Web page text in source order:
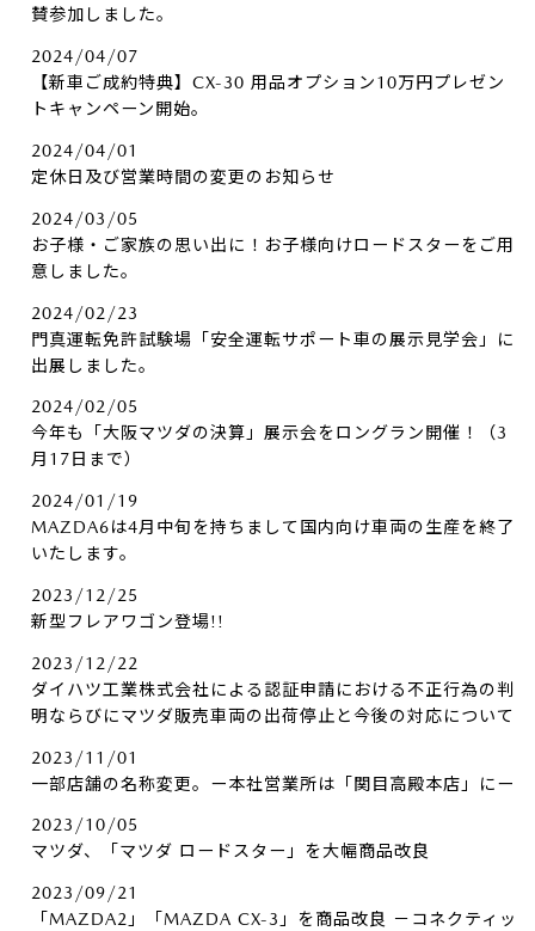
賛参加しました。
2024/04/07
【新車ご成約特典】CX-30 用品オプション10万円プレゼン
トキャンペーン開始。
2024/04/01
定休日及び営業時間の変更のお知らせ
2024/03/05
お子様・ご家族の思い出に！お子様向けロードスターをご用
意しました。
2024/02/23
門真運転免許試験場「安全運転サポート車の展示見学会」に
出展しました。
2024/02/05
今年も「大阪マツダの決算」展示会をロングラン開催！（3
月17日まで）
2024/01/19
MAZDA6は4月中旬を持ちまして国内向け車両の生産を終了
いたします。
2023/12/25
新型フレアワゴン登場!!
2023/12/22
ダイハツ工業株式会社による認証申請における不正行為の判
明ならびにマツダ販売車両の出荷停止と今後の対応について
2023/11/01
一部店舗の名称変更。ー本社営業所は「関目高殿本店」にー
2023/10/05
マツダ、「マツダ ロードスター」を大幅商品改良
2023/09/21
「MAZDA2」「MAZDA CX-3」を商品改良 －コネクティッ